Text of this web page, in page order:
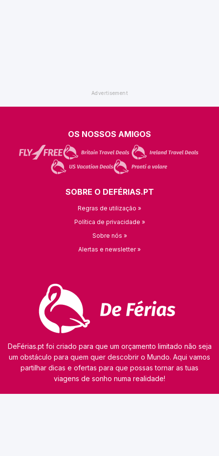
DeFérias.pt foi criado para que um orçamento limitado não seja
um obstáculo para quem quer descobrir o Mundo. Aqui vamos
partilhar dicas e ofertas para que possas tornar as tuas
viagens de sonho numa realidade!
© 2026 kamaviNET sp. z o.o.
OS NOSSOS AMIGOS
SOBRE O DEFÉRIAS.PT
Regras de utilização »
Política de privacidade »
Sobre nós »
Alertas e newsletter »